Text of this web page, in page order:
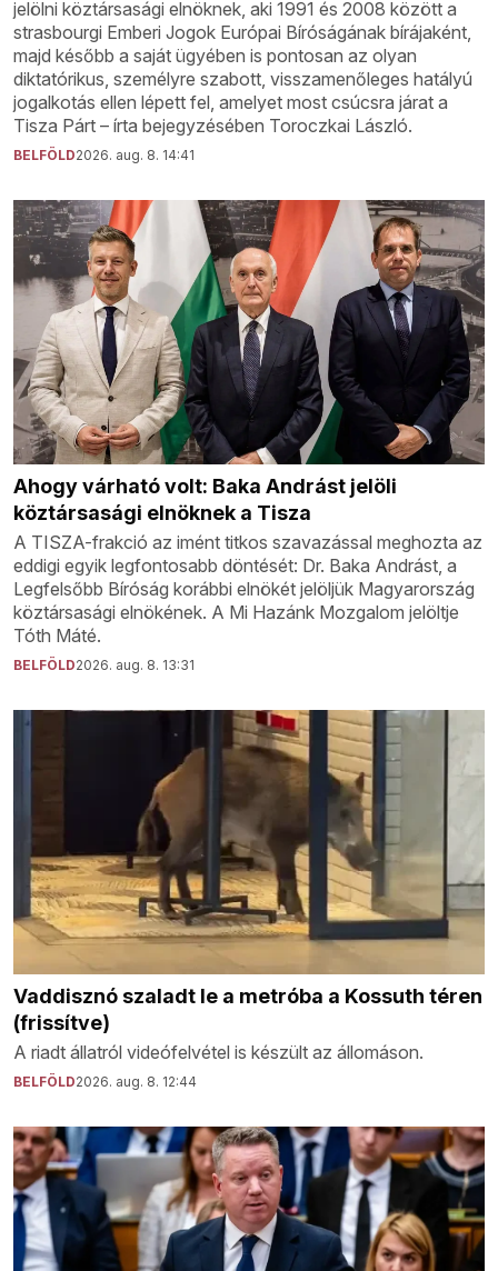
jelölni köztársasági elnöknek, aki 1991 és 2008 között a
strasbourgi Emberi Jogok Európai Bíróságának bírájaként,
majd később a saját ügyében is pontosan az olyan
diktatórikus, személyre szabott, visszamenőleges hatályú
jogalkotás ellen lépett fel, amelyet most csúcsra járat a
Tisza Párt – írta bejegyzésében Toroczkai László.
BELFÖLD2026. aug. 8. 14:41
Ahogy várható volt: Baka Andrást jelöli
köztársasági elnöknek a Tisza
A TISZA-frakció az imént titkos szavazással meghozta az
eddigi egyik legfontosabb döntését: Dr. Baka Andrást, a
Legfelsőbb Bíróság korábbi elnökét jelöljük Magyarország
köztársasági elnökének. A Mi Hazánk Mozgalom jelöltje
Tóth Máté.
BELFÖLD2026. aug. 8. 13:31
Vaddisznó szaladt le a metróba a Kossuth téren
(frissítve)
A riadt állatról videófelvétel is készült az állomáson.
BELFÖLD2026. aug. 8. 12:44